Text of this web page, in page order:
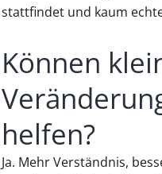
stattfindet und kaum
Können
helfen?
Ja. Mehr Verständnis,